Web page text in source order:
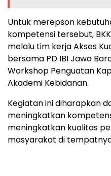
Untuk merepson
kompetensi tersebut,
melalu tim kerja Akses
bersama PD IBI Jawa
Workshop Penguatan
Akademi Kebidanan.
Kegiatan ini diharapkan
meningkatkan
meningkatkan kualitas
masyarakat di